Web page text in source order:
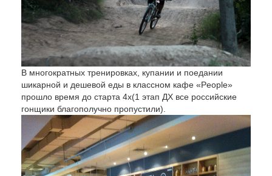
В многократных тренировках, купании и поедании
шикарной и дешевой еды в классном кафе «People»
прошло время до старта 4х(1 этап ДХ все российские
гонщики благополучно пропустили).